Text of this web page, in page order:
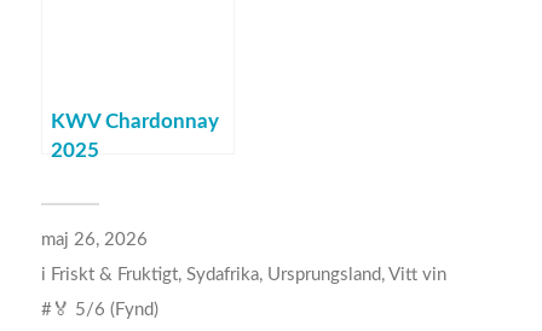
KWV Chardonnay
2025
maj 26, 2026
i Friskt & Fruktigt, Sydafrika, Ursprungsland , Vitt vin
🏅 5/6 (Fynd)